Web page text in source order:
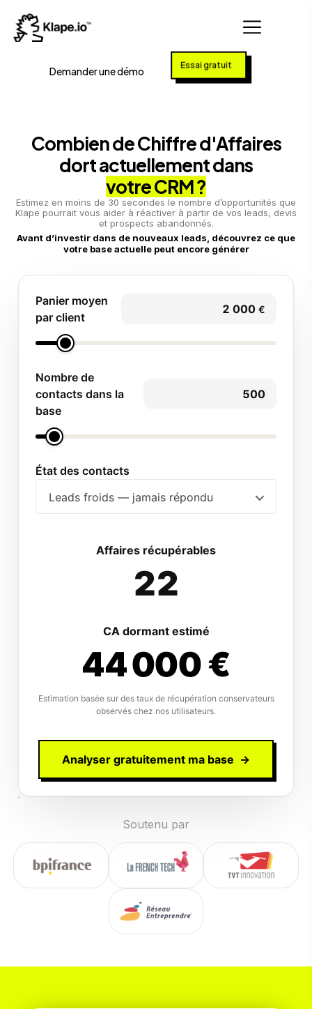
Demander une démo Essai gratuit
Combien de Chiffre d'Affaires
dort actuellement dans
votre CRM ?
Estimez en moins de 30 secondes le nombre d’opportunités que
Klape pourrait vous aider à réactiver à partir de vos leads, devis
et prospects abandonnés.
Avant d’investir dans de nouveaux leads, découvrez ce que
votre base actuelle peut encore générer
Panier moyen
par client
€
Nombre de
contacts dans la
base
État des contacts
Leads froids — jamais répondu
Affaires récupérables
22
CA dormant estimé
44 000€
Estimation basée sur des taux de récupération conservateurs
observés chez nos utilisateurs.
Analyser gratuitement ma base →
Soutenu par